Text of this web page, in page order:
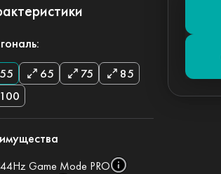
55 65 75
85
100
Game Mode PRO